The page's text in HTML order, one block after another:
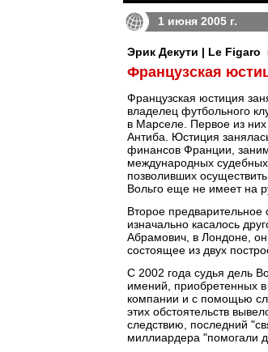
1 июня 2005 г.
Эрик Декути | Le Figaro
Французская
Французская юстиция
владелец футбольного
в Марселе. Первое из
Антиба. Юстиция
финансов Франции,
международных
позволивших
Вольго еще не имеет на
Второе предварительное
изначально касалось
Абрамович, в Лондоне,
состоящее из двух
С 2002 года судья дель
имений, приобретенных
компании и с помощью
этих обстоятельств
следствию, последний
миллиардера "помогали